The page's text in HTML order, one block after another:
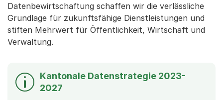
Datenbewirtschaftung schaffen wir die verlässliche
Grundlage für zukunftsfähige Dienstleistungen und
stiften Mehrwert für Öffentlichkeit, Wirtschaft und
Verwaltung.
Kantonale Datenstrategie 2023-
2027